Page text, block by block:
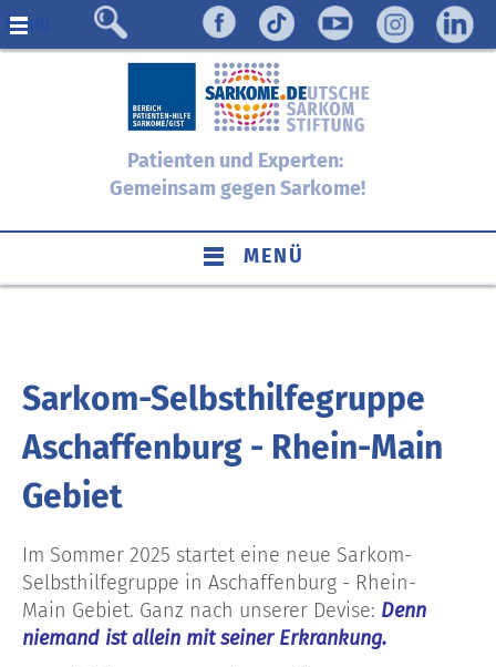
Menü
Patienten und Experten:
Gemeinsam gegen Sarkome!
MENÜ
Sarkom-Selbsthilfegruppe
Aschaffenburg - Rhein-Main
Gebiet
Im Sommer 2025 startet eine neue Sarkom-
Selbsthilfegruppe in Aschaffenburg - Rhein-
Main Gebiet. Ganz nach unserer Devise: Denn
niemand ist allein mit seiner Erkrankung.